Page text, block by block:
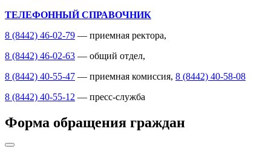
ТЕЛЕФОННЫЙ СПРАВОЧНИК
8 (8442) 46-02-79 — приемная ректора,
8 (8442) 46-02-63 — общий отдел,
8 (8442) 40-55-47 — приемная комиссия, 8 (8442) 40-58-08
8 (8442) 40-55-12 — пресс-служба
Форма обращения граждан